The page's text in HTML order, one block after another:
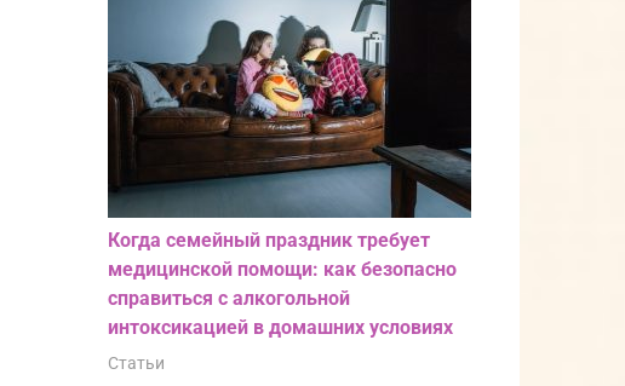
Когда семейный праздник требует
медицинской помощи: как безопасно
справиться с алкогольной
интоксикацией в домашних условиях
Статьи